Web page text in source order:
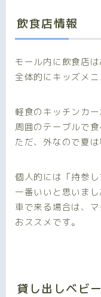
飲食店情報
モール内に飲食店は
全体的にキッズメニ
軽食のキッチンカー
周囲のテーブルで食
ただ、外なので夏は
個人的には「持参
一番いいと思いまし
車で来る場合は、
おススメです。
貸し出しベビ